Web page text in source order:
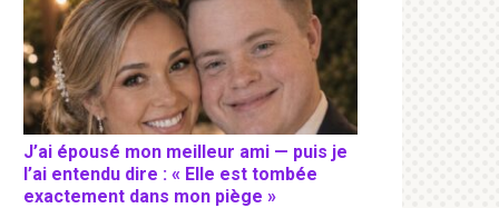
J’ai épousé mon meilleur ami — puis je
l’ai entendu dire : « Elle est tombée
exactement dans mon piège »